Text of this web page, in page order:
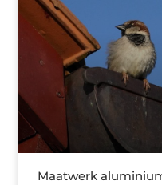
Maatwerk